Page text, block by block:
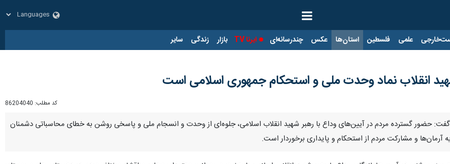
علمی فلسطین استان‌ها عکس چندرسانه‌ای ایرنا TV بازار زندگی سایر
انقلاب نماد وحدت ملی و استحکام جمهوری اسلامی است
کد مطلب: 86204040